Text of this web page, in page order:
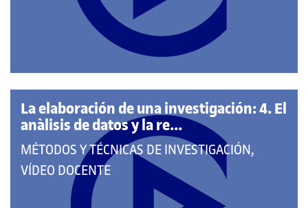
La elaboración de una investigación: 4. El
anàlisis de datos y la re...
QUE
PERTENECE
MÉTODOS Y TÉCNICAS DE INVESTIGACIÓN,
VÍDEO DOCENTE